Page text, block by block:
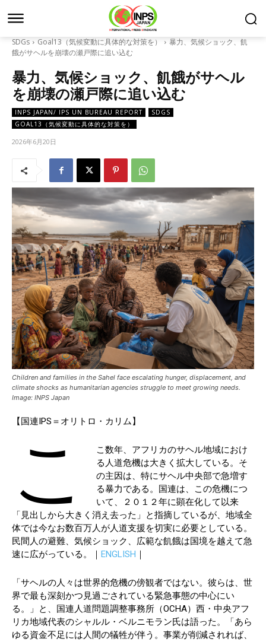
SDGs Goal13（気候変動に具体的な対策を）
暴力、気候ショック、飢
餓がサヘルを崩壊の瀬戸際に追い込む
暴力、気候ショック、飢餓がサヘル
を崩壊の瀬戸際に追い込む
INPS JAPAN/ IPS UN BUREAU REPORT
SDGS
GOAL13（気候変動に具体的な対策を）
2026年6月20日
Children and families in the Sahel face escalating hunger, displacement, and
climate shocks as humanitarian agencies struggle to meet growing needs.
Image: INPS Japan
【国連IPS＝オリトロ・カリム】
こ
こ数年、アフリカのサヘル地域におけ
る人道危機は大きく拡大している。そ
の主因は、特にサヘル中央部で急増す
る暴力である。国連は、この危機につ
いて、２０１２年に顕在化して以来
「見出しから大きく消え去った」と指摘しているが、地域全
体では今なお数百万人が人道支援を切実に必要としている。
民間人の避難、気候ショック、広範な飢餓は国境を越えて急
速に広がっている。｜
ENGLISH
「サヘルの人々は世界的危機の傍観者ではない。彼らは、世
界で最も深刻かつ見過ごされている緊急事態の中心にい
る。」と、国連人道問題調整事務所（OCHA）西・中央アフ
リカ地域代表のシャルル・ベルニモラン氏は語った。「あら
ゆる資金不足には人間の犠牲が伴う。事業が削減されれば、